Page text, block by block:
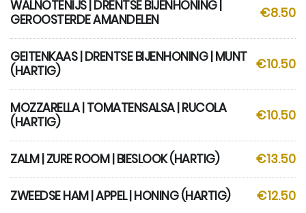
WALNOTENIJS | DRENTSE BIJENHONING |
GEROOSTERDE AMANDELEN
€8.50
GEITENKAAS | DRENTSE BIJENHONING | MUNT
(HARTIG)
€10.50
MOZZARELLA | TOMATENSALSA | RUCOLA
(HARTIG)
€10.50
ZALM | ZURE ROOM | BIESLOOK (HARTIG) €13.50
ZWEEDSE HAM | APPEL | HONING (HARTIG) €12.50